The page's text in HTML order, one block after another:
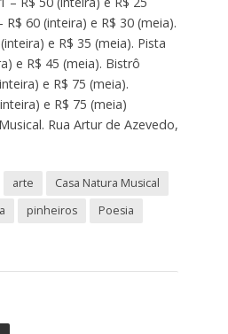
60 (inteira) e R$ 30 (meia).
e R$ 35 (meia). Pista
e R$ 45 (meia). Bistrô
e R$ 75 (meia).
e R$ 75 (meia)
Rua Artur de Azevedo,
arte
Casa Natura Musical
pinheiros
Poesia